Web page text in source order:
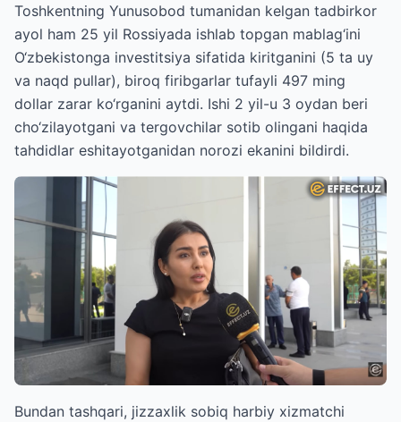
Toshkentning Yunusobod tumanidan kelgan tadbirkor
ayol ham 25 yil Rossiyada ishlab topgan mablag‘ini
O‘zbekistonga investitsiya sifatida kiritganini (5 ta uy
va naqd pullar), biroq firibgarlar tufayli 497 ming
dollar zarar ko‘rganini aytdi. Ishi 2 yil-u 3 oydan beri
cho‘zilayotgani va tergovchilar sotib olingani haqida
tahdidlar eshitayotganidan norozi ekanini bildirdi.
Bundan tashqari, jizzaxlik sobiq harbiy xizmatchi